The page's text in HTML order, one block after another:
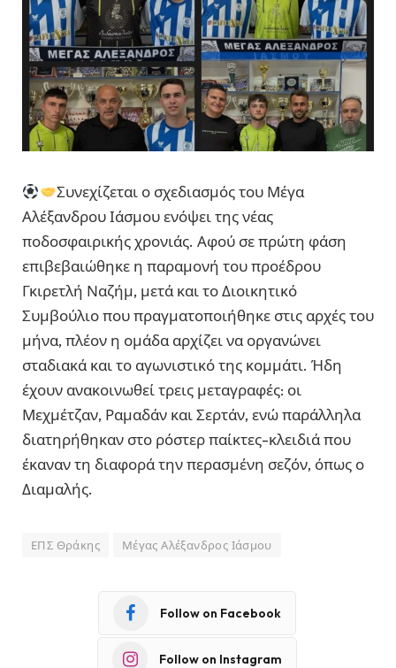
Συνεχίζεται ο σχεδιασμός του Μέγα
Αλέξανδρου Ιάσμου ενόψει της νέας
ποδοσφαιρικής χρονιάς. Αφού σε πρώτη φάση
επιβεβαιώθηκε η παραμονή του προέδρου
Γκιρετλή Ναζήμ, μετά και το Διοικητικό
Συμβούλιο που πραγματοποιήθηκε στις αρχές του
μήνα, πλέον η ομάδα αρχίζει να οργανώνει
σταδιακά και το αγωνιστικό της κομμάτι. Ήδη
έχουν ανακοινωθεί τρεις μεταγραφές: οι
Μεχμέτζαν, Ραμαδάν και Σερτάν, ενώ παράλληλα
διατηρήθηκαν στο ρόστερ παίκτες-κλειδιά που
έκαναν τη διαφορά την περασμένη σεζόν, όπως ο
Διαμαλής.
ΕΠΣ Θράκης Μέγας Αλέξανδρος Ιάσμου
Follow on Facebook
Follow on Instagram